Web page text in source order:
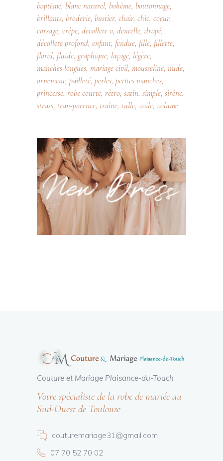
baptême blanc naturel bohème boutonnage
brillants broderie bustier chair chic coeur
corsage crêpe decollete v dentelle drapé
décollete profond enfant fendue fille fillette
floral fluide graphique laçage légère
manches longues mariage civil mousseline nude
ornement pailleté perles petites manches
princesse robe courte rétro satin simple sirène
strass transparence traîne tulle voile volume
Couture et Mariage Plaisance-du-Touch
Votre spécialiste de la robe de mariée au
Sud-Ouest de Toulouse
couturemariage31@gmail.com
07 70 52 70 02